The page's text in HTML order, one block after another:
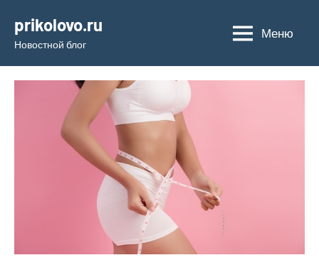
содержимому
prikolovo.ru
Новостной блог
Меню